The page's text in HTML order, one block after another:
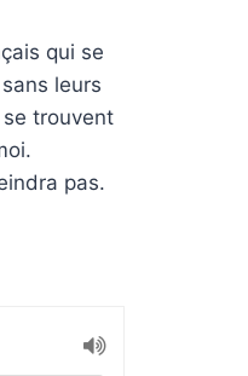
qui se
leurs
se trouvent
pas.